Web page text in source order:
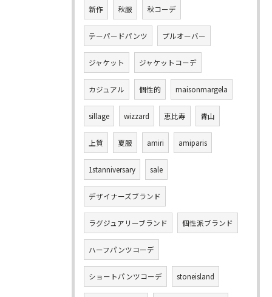
新作 秋服 秋コーデ
テーパードパンツ プルオーバー
ジャケット ジャケットコーデ
カジュアル 個性的 maisonmargela
sillage wizzard 恵比寿 青山
上質 夏服 amiri amiparis
1stanniversary sale
デザイナーズブランド
ラグジュアリーブランド 個性派ブランド
ハーフパンツコーデ
ショートパンツコーデ stoneisland